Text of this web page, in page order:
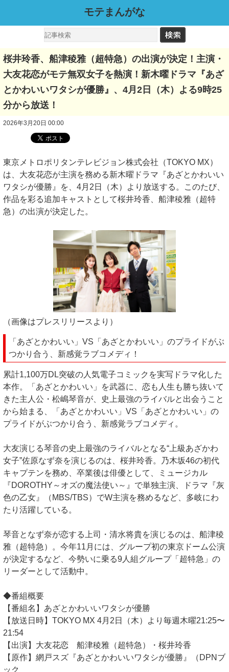
モテまんがな
桜井玲香、船津稜雅（超特急）の出演が決定！主演・
大友花恋がモテ無双女子を熱演！新木曜ドラマ『あざ
とかわいいワタシが優勝』、4月2日（木）よる9時25
分から放送！
2026年3月20日 00:00
東京メトロポリタンテレビジョン株式会社（TOKYO MX）
は、大友花恋が主演を務める新木曜ドラマ『あざとかわいい
ワタシが優勝』を、4月2日（木）より放送する。このたび、
作品を彩る追加キャストとして桜井玲香、船津稜雅（超特
急）の出演が決定した。
（画像はプレスリリースより）
「あざとかわいい」VS「あざとかわいい」のプライドがぶ
つかり合う、新感覚ラブコメディ！
累計1,100万DL突破の人気電子コミックを実写ドラマ化した
本作。「あざとかわいい」を武器に、恋も人生も勝ち抜いて
きた主人公・松嶋琴音が、史上最強のライバルと出会うこと
から始まる、「あざとかわいい」VS「あざとかわいい」の
プライドがぶつかり合う、新感覚ラブコメディ。
大友演じる琴音の史上最強のライバルとなる“上級あざかわ
女子”佐原なず奈を演じるのは、桜井玲香。乃木坂46の初代
キャプテンを務め、卒業後は俳優として、ミュージカル
『DOROTHY～オズの魔法使い～』で単独主演、ドラマ『灰
色の乙女』（MBS/TBS）でW主演を務めるなど、多岐にわ
たり活躍している。
琴音となず奈が恋する上司・清水将貴を演じるのは、船津稜
雅（超特急）。今年11月には、グループ初の東京ドーム公演
が決定するなど、今勢いに乗る9人組グループ「超特急」の
リーダーとして活動中。
◆番組概要
【番組名】あざとかわいいワタシが優勝
【放送日時】TOKYO MX 4月2日（木）より毎週木曜21:25〜
21:54
【出演】大友花恋 船津稜雅（超特急）・桜井玲香
【原作】網戸スズ『あざとかわいいワタシが優勝』（DPNブ
ック